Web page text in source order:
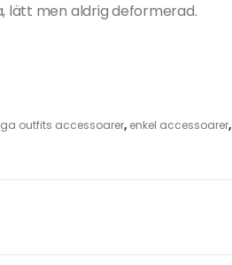
lätt men aldrig deformerad.
outfits accessoarer, enkel accessoarer,